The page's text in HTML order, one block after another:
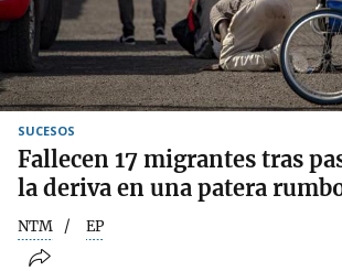
SUCESOS
Fallecen 17 migrantes tras
la deriva en una patera
NTM EP